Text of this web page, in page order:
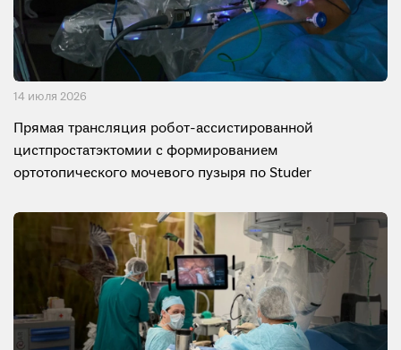
14 июля 2026
Прямая трансляция робот-ассистированной
цистпростатэктомии с формированием
ортотопического мочевого пузыря по Studer